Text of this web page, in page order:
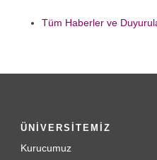
Tüm Haberler ve
ÜNİVERSİTEMİZ
Kurucumuz